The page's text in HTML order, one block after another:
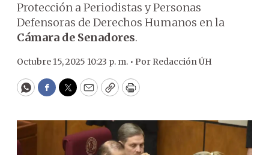
Protección a Periodistas y Personas
Defensoras de Derechos Humanos en la
Cámara de Senadores.
Octubre 15, 2025 10:23 p. m. • Por Redacción ÚH
WhatsApp
Facebook
Twitter
EmailCopyPrint